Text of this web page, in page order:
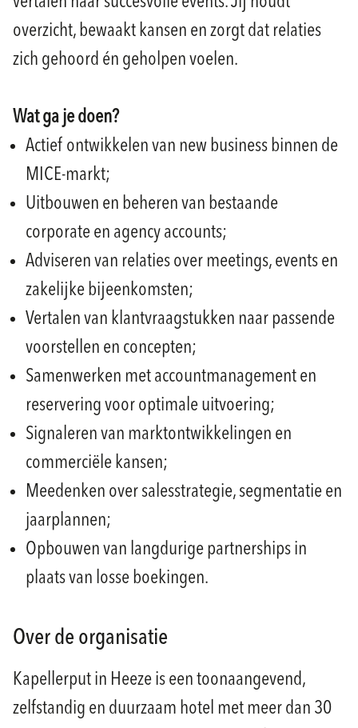
overzicht, bewaakt kansen en zorgt dat relaties
zich gehoord én geholpen voelen.
Wat ga je doen?
Actief ontwikkelen van new business binnen de
MICE-markt;
Uitbouwen en beheren van bestaande
corporate en agency accounts;
Adviseren van relaties over meetings, events en
zakelijke bijeenkomsten;
Vertalen van klantvraagstukken naar passende
voorstellen en concepten;
Samenwerken met accountmanagement en
reservering voor optimale uitvoering;
Signaleren van marktontwikkelingen en
commerciële kansen;
Meedenken over salesstrategie, segmentatie en
jaarplannen;
Opbouwen van langdurige partnerships in
plaats van losse boekingen.
Over de organisatie
Kapellerput in Heeze is een toonaangevend,
zelfstandig en duurzaam hotel met meer dan 30